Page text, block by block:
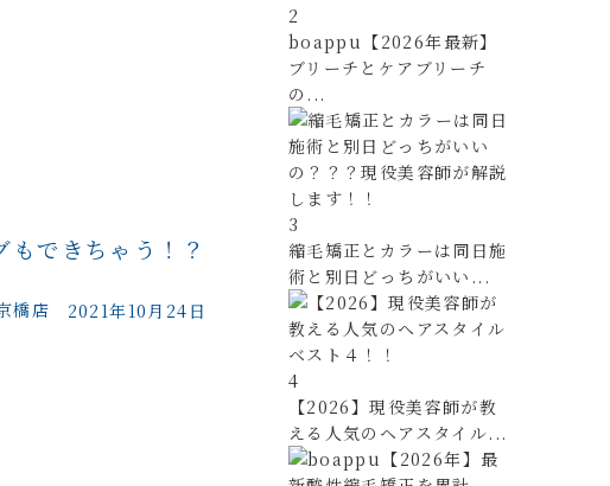
できちゃう！？
2021年10月24日
橋店
2
boappu【2026年最新】
ブリーチとケアブリーチ
の...
3
縮毛矯正とカラーは同日施
術と別日どっちがいい...
4
【2026】現役美容師が教
える人気のヘアスタイル...